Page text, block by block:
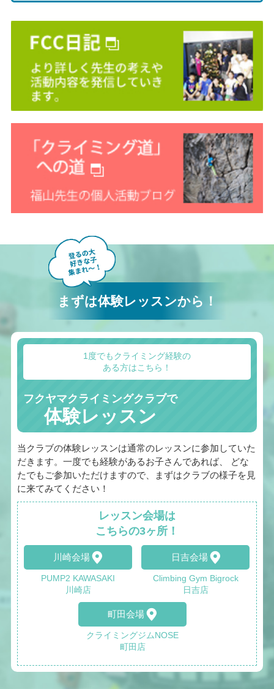
まずは体験レッスンから！
1度でもクライミング経験の
ある方はこちら！
フクヤマクライミングクラブで
体験レッスン
当クラブの体験レッスンは通常のレッスンに参加していた
だきます。一度でも経験があるお子さんであれば、 どな
たでもご参加いただけますので、まずはクラブの様子を見
に来てみてください！
レッスン会場は
こちらの3ヶ所！
川崎会場
PUMP2 KAWASAKI
川崎店
日吉会場
Climbing Gym Bigrock
日吉店
町田会場
クライミングジムNOSE
町田店